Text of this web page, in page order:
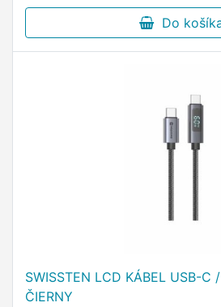
Do
SWISSTEN LCD KÁBEL USB-C
ČIERNY